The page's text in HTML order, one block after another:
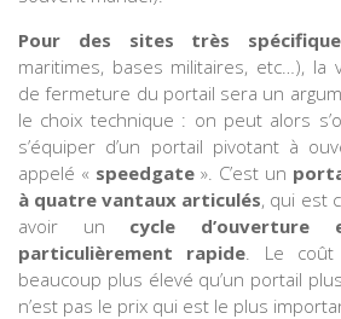
Pour des sites très
maritimes, bases militaires, etc…), la
de fermeture du portail sera un
le choix technique : on peut alors
s’équiper d’un portail pivotant à
appelé « speedgate ». C’est un
à quatre vantaux articulés, qui est
avoir un cycle
particulièrement rapide . Le
beaucoup plus élevé qu’un portail
n’est pas le prix qui est le plus